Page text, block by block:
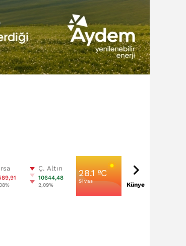
Ç. Altın
10644,48
2,09%
28.1 ºC
Sivas
Künye